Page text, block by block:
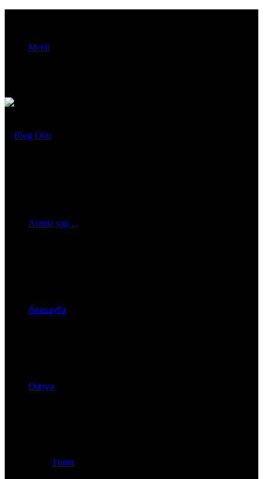
Menü
Arama yap ...
Anasayfa
Dünya
Tümü